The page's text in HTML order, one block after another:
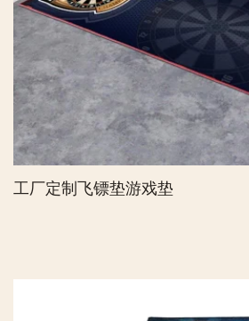
工厂定制飞镖垫游戏垫